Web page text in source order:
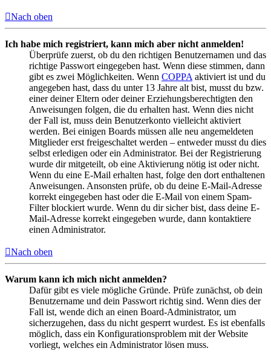
Nach oben
Ich habe mich registriert, kann mich aber nicht anmelden!
Überprüfe zuerst, ob du den richtigen Benutzernamen und das
richtige Passwort eingegeben hast. Wenn diese stimmen, dann
gibt es zwei Möglichkeiten. Wenn COPPA aktiviert ist und du
angegeben hast, dass du unter 13 Jahre alt bist, musst du bzw.
einer deiner Eltern oder deiner Erziehungsberechtigten den
Anweisungen folgen, die du erhalten hast. Wenn dies nicht
der Fall ist, muss dein Benutzerkonto vielleicht aktiviert
werden. Bei einigen Boards müssen alle neu angemeldeten
Mitglieder erst freigeschaltet werden – entweder musst du dies
selbst erledigen oder ein Administrator. Bei der Registrierung
wurde dir mitgeteilt, ob eine Aktivierung nötig ist oder nicht.
Wenn du eine E-Mail erhalten hast, folge den dort enthaltenen
Anweisungen. Ansonsten prüfe, ob du deine E-Mail-Adresse
korrekt eingegeben hast oder die E-Mail von einem Spam-
Filter blockiert wurde. Wenn du dir sicher bist, dass deine E-
Mail-Adresse korrekt eingegeben wurde, dann kontaktiere
einen Administrator.
Nach oben
Warum kann ich mich nicht anmelden?
Dafür gibt es viele mögliche Gründe. Prüfe zunächst, ob dein
Benutzername und dein Passwort richtig sind. Wenn dies der
Fall ist, wende dich an einen Board-Administrator, um
sicherzugehen, dass du nicht gesperrt wurdest. Es ist ebenfalls
möglich, dass ein Konfigurationsproblem mit der Website
vorliegt, welches ein Administrator lösen muss.